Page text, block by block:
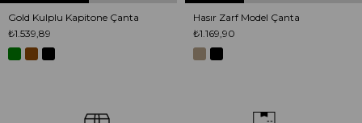
Gold Kulplu Kapitone Çanta
₺1.539,89
Hasır Zarf Model Çanta
₺1.169,90